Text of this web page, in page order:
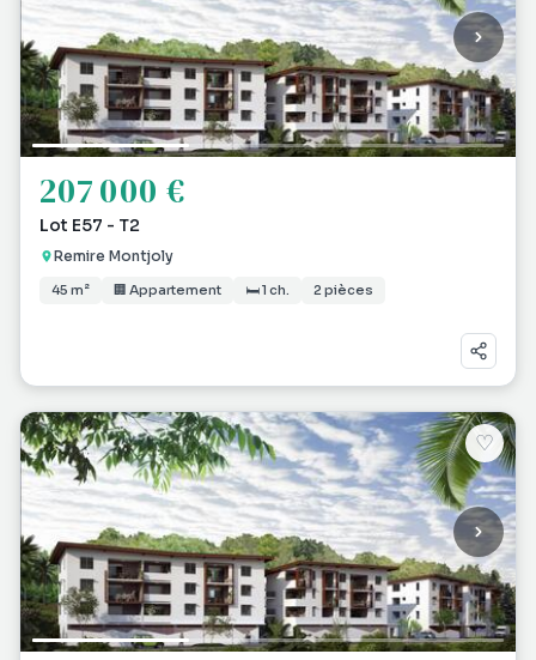
207 000 €
Lot E57 - T2
Remire Montjoly
45 m² 🏢 Appartement 🛏 1 ch. 2 pièces
♡